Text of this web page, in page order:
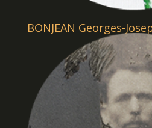
BONJEAN Georges-